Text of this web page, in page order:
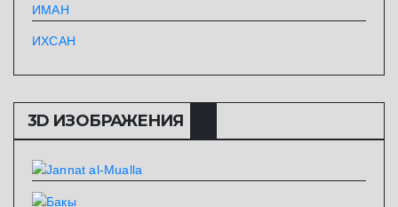
ИМАН
ИХСАН
3D ИЗОБРАЖЕНИЯ